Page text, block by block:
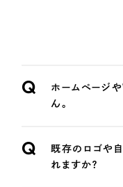
ホームページ
ん。
Q
既存のロゴや
れますか？
Q